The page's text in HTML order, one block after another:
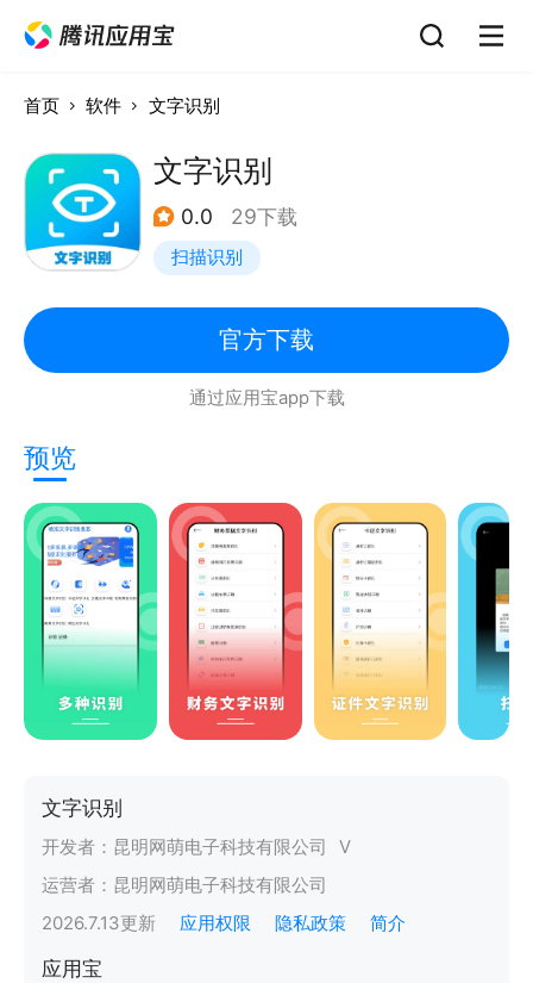
首页 软件 文字识别
文字识别
0.0 29下载
扫描识别
官方下载
通过应用宝app下载
预览
文字识别
开发者： 昆明网萌电子科技有限公司
V
运营者： 昆明网萌电子科技有限公司
2026.7.13更新 应用权限 隐私政策 简介
应用宝